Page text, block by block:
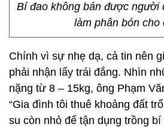
Bí đao không bán được người
làm phân bón cho
Chính vì sự nhẹ dạ, cả tin nên
phải nhận lấy trái đắng. Nhìn
nặng từ 8 – 15kg, ông Phạm
“Gia đình tôi thuê khoảng đất
su còn nhỏ để tận dụng trồng